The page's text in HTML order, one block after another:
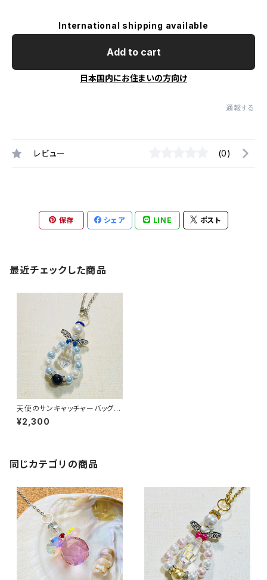
International shipping available
Add to cart
日本国内にお住まいの方向け
通報する
レビュー (0)
保存 シェア LINE ポスト
最近チェックした商品
天使のサンキャッチャーバッグチ
ャーム
¥2,300
同じカテゴリの商品